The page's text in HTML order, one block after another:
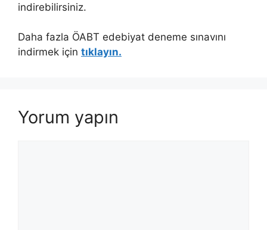
indirebilirsiniz.
Daha fazla ÖABT edebiyat deneme sınavını
indirmek için tıklayın.
Yorum yapın